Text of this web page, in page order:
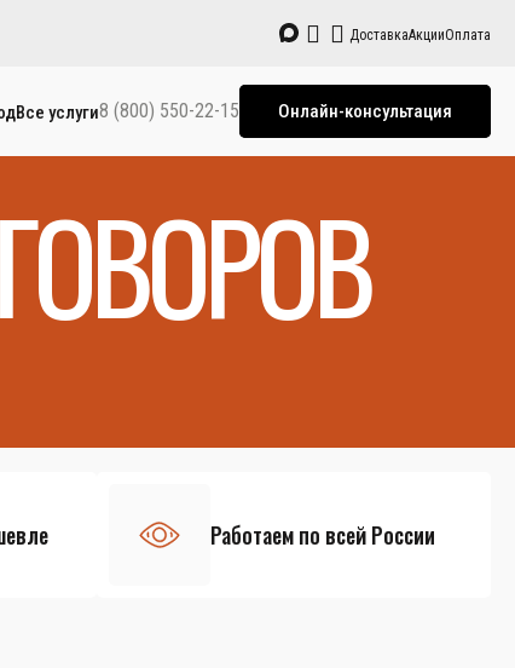
ДоставкаАкцииОплата
Все услуги8 (800) 550-22-15 Онлайн-консультация
Работаем по всей России